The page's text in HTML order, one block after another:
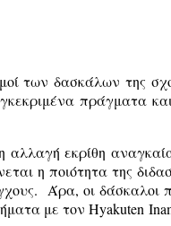
των δασκάλων της
πράγματα
αλλαγή εκρίθη
η ποιότητα της
Άρα, οι
με τον Hyakuten